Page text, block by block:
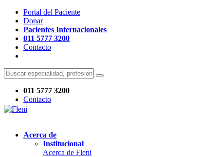
Portal del Paciente
Donar
Pacientes Internacionales
011 5777 3200
Contacto
011 5777 3200
Contacto
Acerca de
Institucional
Acerca de Fleni